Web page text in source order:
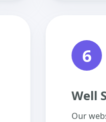
6
Well
Our